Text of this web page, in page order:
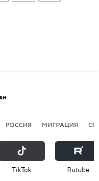
РОССИЯ МИГРАЦИЯ
ТikТоk Rutube